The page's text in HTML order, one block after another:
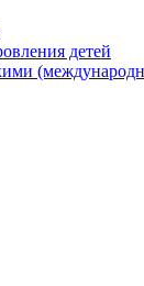
детей